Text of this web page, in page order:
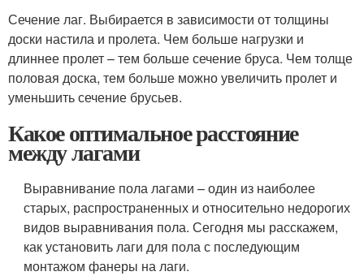
Сечение лаг. Выбирается в зависимости от толщины
доски настила и пролета. Чем больше нагрузки и
длиннее пролет – тем больше сечение бруса. Чем толще
половая доска, тем больше можно увеличить пролет и
уменьшить сечение брусьев.
Какое оптимальное расстояние
между лагами
Выравнивание пола лагами – один из наиболее
старых, распространенных и относительно недорогих
видов выравнивания пола. Сегодня мы расскажем,
как установить лаги для пола с последующим
монтажом фанеры на лаги.